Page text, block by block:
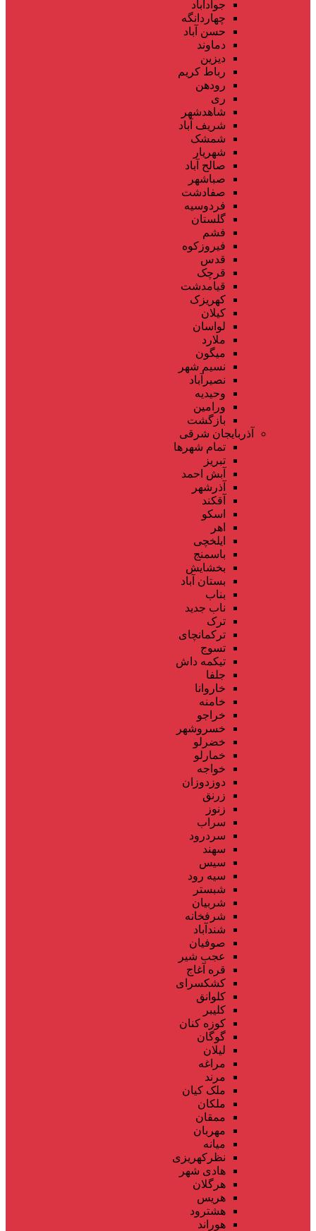
جوادآباد
چهاردانگه
حسن آباد
دماوند
دیزین
رباط کریم
رودهن
ری
شاهدشهر
شریف آباد
شمشک
شهریار
صالح آباد
صباشهر
صفادشت
فردوسیه
گلستان
فشم
فیروزکوه
قدس
قرچک
قیامدشت
کهریزک
کیلان
لواسان
ملارد
میگون
نسیم شهر
نصیرآباد
وحیدیه
ورامین
بازگشت
آذربایجان شرقی
تمام شهر‌ها
تبریز
آبش احمد
آذرشهر
آقکند
اسکو
اهر
ایلخچی
باسمنج
بخشایش
بستان آباد
بناب
ناب جدید
ترک
ترکمانچای
تسوج
تیکمه داش
جلفا
خاروانا
خامنه
خراجو
خسروشهر
خضرلو
خمارلو
خواجه
دوزدوزان
زرنق
زنوز
سراب
سردرود
سهند
سیس
سیه رود
شبستر
شربیان
شرفخانه
شندآباد
صوفیان
عجب شیر
قره آغاج
کشکسرای
کلوانق
کلیبر
کوزه کنان
گوگان
لیلان
مراغه
مرند
ملک کیان
ملکان
ممقان
مهربان
میانه
نظرکهریزی
هادی شهر
هرگلان
هریس
هشترود
هوراند